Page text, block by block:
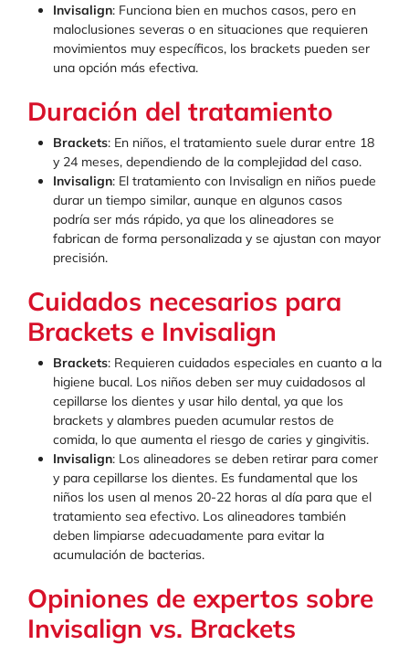
Invisalign: Funciona bien en muchos casos, pero en
maloclusiones severas o en situaciones que requieren
movimientos muy específicos, los brackets pueden ser
una opción más efectiva.
Duración del tratamiento
Brackets: En niños, el tratamiento suele durar entre 18
y 24 meses, dependiendo de la complejidad del caso.
Invisalign: El tratamiento con Invisalign en niños puede
durar un tiempo similar, aunque en algunos casos
podría ser más rápido, ya que los alineadores se
fabrican de forma personalizada y se ajustan con mayor
precisión.
Cuidados necesarios para
Brackets e Invisalign
Brackets: Requieren cuidados especiales en cuanto a la
higiene bucal. Los niños deben ser muy cuidadosos al
cepillarse los dientes y usar hilo dental, ya que los
brackets y alambres pueden acumular restos de
comida, lo que aumenta el riesgo de caries y gingivitis.
Invisalign: Los alineadores se deben retirar para comer
y para cepillarse los dientes. Es fundamental que los
niños los usen al menos 20-22 horas al día para que el
tratamiento sea efectivo. Los alineadores también
deben limpiarse adecuadamente para evitar la
acumulación de bacterias.
Opiniones de expertos sobre
Invisalign vs. Brackets